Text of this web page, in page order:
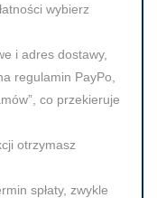
wybierz
i adres dostawy,
regulamin PayPo,
co przekieruje
otrzymasz
spłaty, zwykle